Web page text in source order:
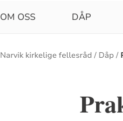
OM OSS DÅP
Brødsmulesti
Narvik kirkelige fellesråd Dåp